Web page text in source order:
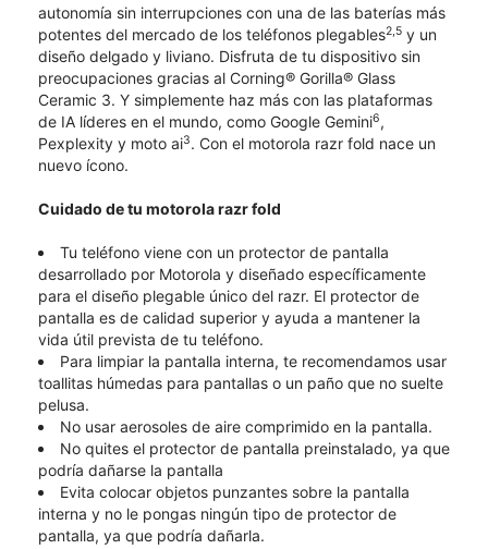
autonomía sin interrupciones con una de las baterías más
potentes del mercado de los teléfonos plegables2,5 y un
diseño delgado y liviano. Disfruta de tu dispositivo sin
preocupaciones gracias al Corning® Gorilla® Glass
Ceramic 3. Y simplemente haz más con las plataformas
de IA líderes en el mundo, como Google Gemini6,
Pexplexity y moto ai3. Con el motorola razr fold nace un
nuevo ícono.
Cuidado de tu motorola razr fold
Tu teléfono viene con un protector de pantalla
desarrollado por Motorola y diseñado específicamente
para el diseño plegable único del razr. El protector de
pantalla es de calidad superior y ayuda a mantener la
vida útil prevista de tu teléfono.
Para limpiar la pantalla interna, te recomendamos usar
toallitas húmedas para pantallas o un paño que no suelte
pelusa.
No usar aerosoles de aire comprimido en la pantalla.
No quites el protector de pantalla preinstalado, ya que
podría dañarse la pantalla
Evita colocar objetos punzantes sobre la pantalla
interna y no le pongas ningún tipo de protector de
pantalla, ya que podría dañarla.